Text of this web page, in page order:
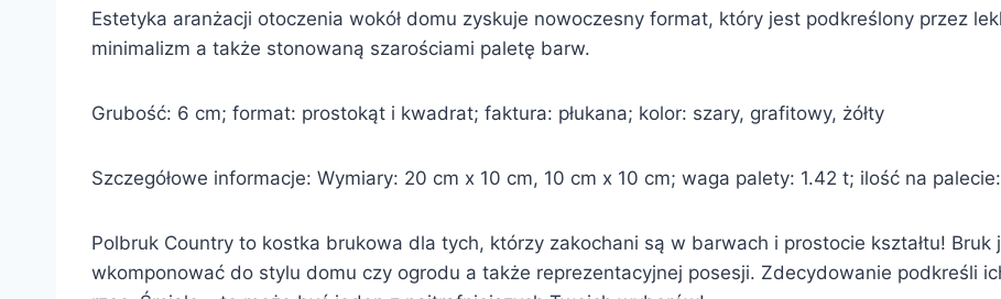
Estetyka aranżacji otoczenia wokół domu zyskuje nowoczesny format, który jest podkreślony przez
minimalizm a także stonowaną szarościami paletę barw.
Grubość: 6 cm; format: prostokąt i kwadrat; faktura: płukana; kolor: szary, grafitowy, żółty
Szczegółowe informacje: Wymiary: 20 cm x 10 cm, 10 cm x 10 cm; waga palety: 1.42 t; ilość na
Polbruk Country to kostka brukowa dla tych, którzy zakochani są w barwach i prostocie kształtu! Bruk
wkomponować do stylu domu czy ogrodu a także reprezentacyjnej posesji. Zdecydowanie podkreśli